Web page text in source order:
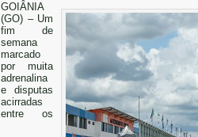
GOIÂNIA
(GO) – Um
fim de
semana
marcado
por muita
adrenalina
e disputas
acirradas
entre os